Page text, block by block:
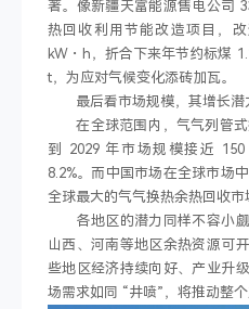
著。像新疆天富能源售电公司
热回收利用节能改造项目，
kW・h，折合下来年节约标煤
t，为应对气候变化添砖加瓦。
最后看市场规模，其增长潜
在全球范围内，气气列管式
到 2029 年市场规模接近
8.2%。而中国市场在全球市场
全球最大的气气换热余热回收市
各地区的潜力同样不容小觑
山西、河南等地区余热资源可
些地区经济持续向好、产业升
场需求如同 “井喷”，将推动整个